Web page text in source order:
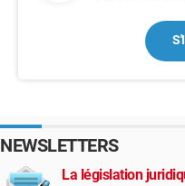
NEWSLETTERS
La législation